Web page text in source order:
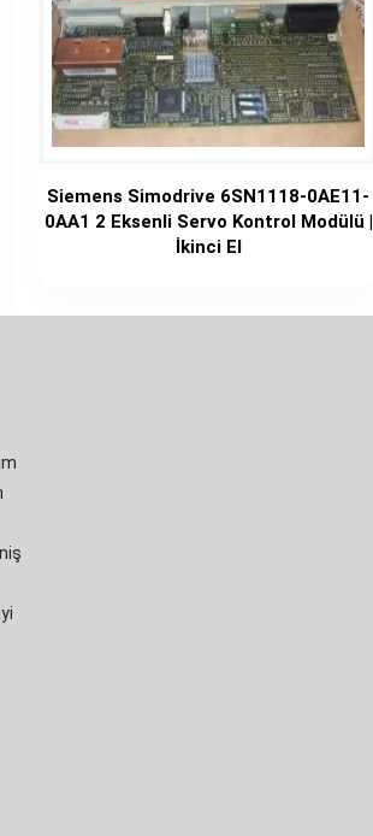
Siemens Simodrive 6SN1118-0AE11-
0AA1 2 Eksenli Servo Kontrol Modülü |
İkinci El